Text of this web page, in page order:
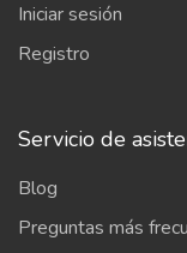
Iniciar sesión
Registro
Servicio de
Blog
Preguntas más